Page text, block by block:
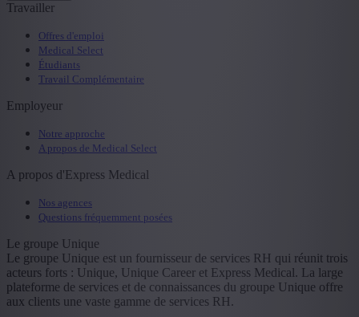
Travailler
Offres d'emploi
Medical Select
Étudiants
Travail Complémentaire
Employeur
Notre approche
A propos de Medical Select
A propos d'Express Medical
Nos agences
Questions fréquemment posées
Le groupe Unique
Le groupe Unique est un fournisseur de services RH qui réunit trois
acteurs forts : Unique, Unique Career et Express Medical. La large
plateforme de services et de connaissances du groupe Unique offre
aux clients une vaste gamme de services RH.